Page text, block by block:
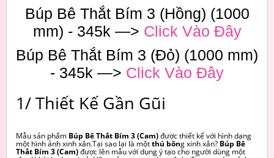
Búp Bê Thắt Bím 3 (Hồng) (1000
mm) - 345k —> Click Vào Đây
Búp Bê Thắt Bím 3 (Đỏ) (1000 mm)
- 345k —> Click Vào Đây
1/ Thiết Kế Gần Gũi
Mẫu sản phẩm Búp Bê Thắt Bím 3 (Cam)được thiết kế với hình dạng
một hình ảnh xinh xắn.Tại sao lại là mộtthú bông xinh xắn? Búp Bê
Thắt Bím 3 (Cam)được lên mẫu với dụng ý tạo cho người dùng một